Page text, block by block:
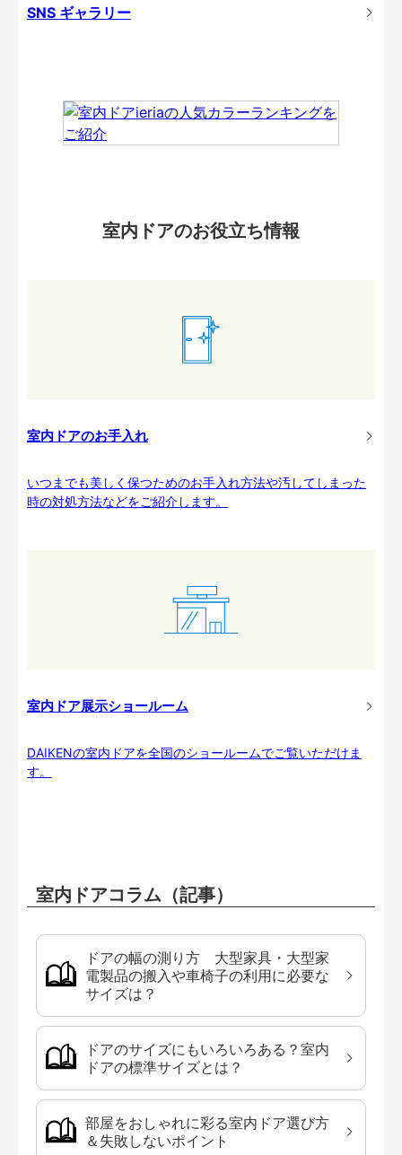
SNS ギャラリー
室内ドアのお役立ち情報
室内ドアのお手入れ
いつまでも美しく保つためのお手入れ方法や汚してしまった
時の対処方法などをご紹介します。
室内ドア展示ショールーム
DAIKENの室内ドアを全国のショールームでご覧いただけま
す。
室内ドアコラム（記事）
ドアの幅の測り方 大型家具・大型家
電製品の搬入や車椅子の利用に必要な
サイズは？
ドアのサイズにもいろいろある？室内
ドアの標準サイズとは？
部屋をおしゃれに彩る室内ドア選び方
＆失敗しないポイント